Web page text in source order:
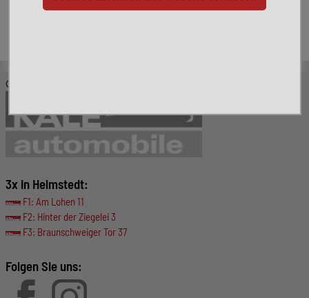
© KALE-Automobile GmbH
3x in Helmstedt:
F1: Am Lohen 11
F2: Hinter der Ziegelei 3
F3: Braunschweiger Tor 37
Folgen Sie uns: